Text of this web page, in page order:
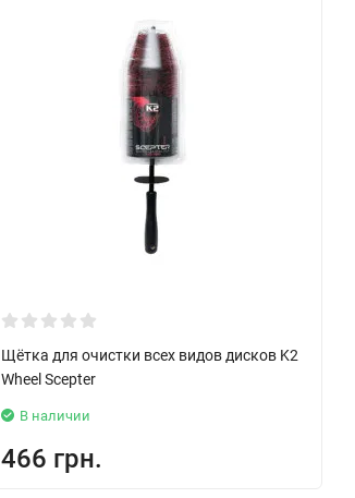
Щётка для очистки всех видов дисков K2
Wheel Scepter
В наличии
466 грн.